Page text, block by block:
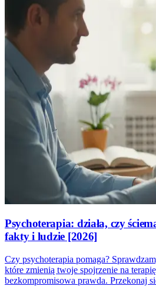
Psychoterapia: działa, czy
fakty i ludzie [2026]
Czy psychoterapia pomaga?
które zmienią twoje spojrzenie na
bezkompromisowa prawda. Przekonaj